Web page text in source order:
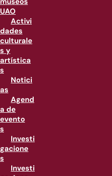
UAO
Activi
dades
culturale
s y
artística
s
Notici
as
Agend
a de
evento
s
Investi
gacione
s
Investi